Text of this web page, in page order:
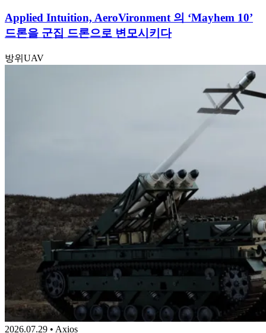
Applied Intuition, AeroVironment 의 ‘Mayhem 10’
드론을 군집 드론으로 변모시키다
방위 UAV
2026.07.29 • Axios